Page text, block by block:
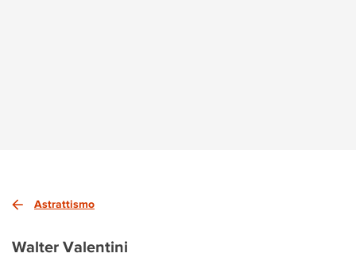
Astrattismo
Walter Valentini